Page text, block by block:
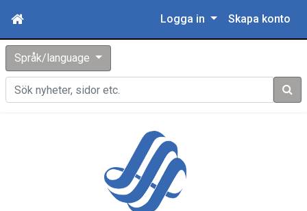
Logga in Skapa konto
Språk/language
Sök